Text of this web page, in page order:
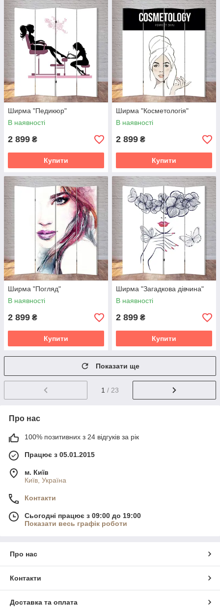
Ширма "Педикюр"
В наявності
2 899 ₴
Купити
Ширма "Косметологія"
В наявності
2 899 ₴
Купити
Ширма "Погляд"
В наявності
2 899 ₴
Купити
Ширма "Загадкова дівчина"
В наявності
2 899 ₴
Купити
Показати ще
1 / 23
Про нас
100% позитивних з 24 відгуків за рік
Працює з 05.01.2015
м. Київ
Київ, Україна
Контакти
Сьогодні працює з 09:00 до 19:00
Показати весь графік роботи
Про нас
Контакти
Доставка та оплата